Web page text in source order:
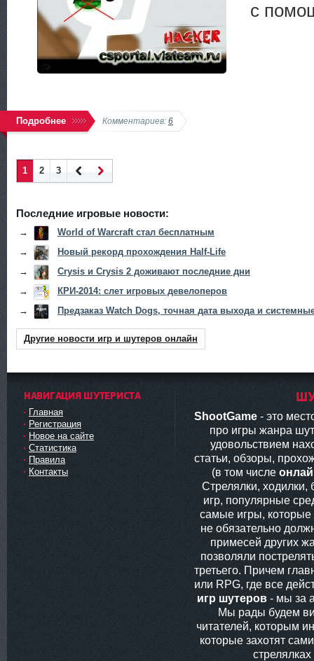
с
Подробнее Комментариев: 6
1 2
3
Последние игровые новости:
→
World of Warcraft стал бесплатным
→
Новый рекорд прохождения Half-Life
→
Crysis и Crysis 2 доживают последние дни
→
КРИ-2014: слет игровых девелоперов
→
Предзаказ Watch Dogs, точная дата выхода и
Другие новости игр и шутеров онлайн
НАВИГАЦИЯ ШУТЕРИСТА
Главная
Регистрация
Новое на сайте
Статистика
Правила
Контакты
ShootGame- это
про игры жанра
удовольствием
статьи, обзоры,
(в том числе
Стрелялки, ходилки,
игр, популярные
самые игры, которые
не обязательно
примесей других
позволяли
третьего. Причем
или RPG, где все
игр шутеров- мы за
Мы рады будем
читателей, которым
которые захотят